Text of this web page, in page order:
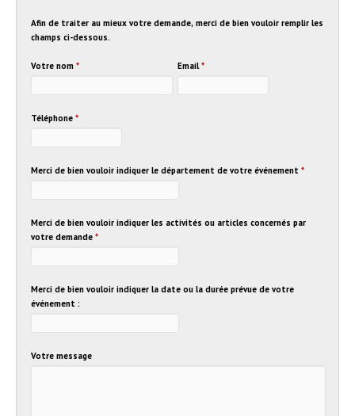
Afin de traiter au mieux votre demande, merci de bien vouloir remplir les
champs ci-dessous.
Votre nom * Email*
Téléphone *
Merci de bien vouloir indiquer le département de votre événement *
Merci de bien vouloir indiquer les activités ou articles concernés par
votre demande *
Merci de bien vouloir indiquer la date ou la durée prévue de votre
événement :
Votre message